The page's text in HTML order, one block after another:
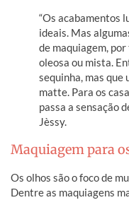
“Os acabamentos
ideais. Mas
de maquiagem,
oleosa ou mista.
sequinha, mas que
matte. Para os
passa a sensação
Jèssy.
Maquiagem para
Os olhos são o foco de
Dentre as maquiagens